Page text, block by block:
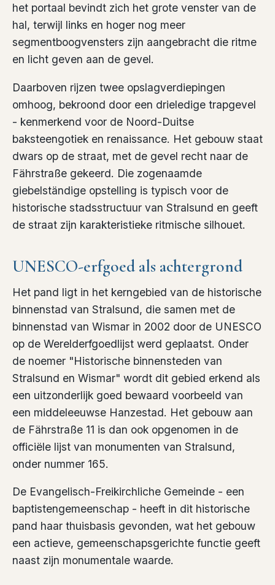
het portaal bevindt zich het grote venster van de
hal, terwijl links en hoger nog meer
segmentboogvensters zijn aangebracht die ritme
en licht geven aan de gevel.
Daarboven rijzen twee opslagverdiepingen
omhoog, bekroond door een drieledige trapgevel
- kenmerkend voor de Noord-Duitse
baksteengotiek en renaissance. Het gebouw staat
dwars op de straat, met de gevel recht naar de
Fährstraße gekeerd. Die zogenaamde
giebelständige opstelling is typisch voor de
historische stadsstructuur van Stralsund en geeft
de straat zijn karakteristieke ritmische silhouet.
UNESCO-erfgoed als achtergrond
Het pand ligt in het kerngebied van de historische
binnenstad van Stralsund, die samen met de
binnenstad van Wismar in 2002 door de UNESCO
op de Werelderfgoedlijst werd geplaatst. Onder
de noemer "Historische binnensteden van
Stralsund en Wismar" wordt dit gebied erkend als
een uitzonderlijk goed bewaard voorbeeld van
een middeleeuwse Hanzestad. Het gebouw aan
de Fährstraße 11 is dan ook opgenomen in de
officiële lijst van monumenten van Stralsund,
onder nummer 165.
De Evangelisch-Freikirchliche Gemeinde - een
baptistengemeenschap - heeft in dit historische
pand haar thuisbasis gevonden, wat het gebouw
een actieve, gemeenschapsgerichte functie geeft
naast zijn monumentale waarde.